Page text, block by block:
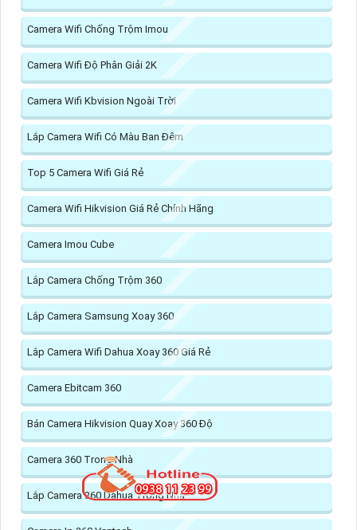
Camera Wifi Chống Trộm Imou
Camera Wifi Độ Phân Giải 2K
Camera Wifi Kbvision Ngoài Trời
Lắp Camera Wifi Có Màu Ban Đêm
Top 5 Camera Wifi Giá Rẻ
Camera Wifi Hikvision Giá Rẻ Chính Hãng
Camera Imou Cube
Lắp Camera Chống Trộm 360
Lắp Camera Samsung Xoay 360
Lắp Camera Wifi Dahua Xoay 360 Giá Rẻ
Camera Ebitcam 360
Bán Camera Hikvision Quay Xoay 360 Độ
Camera 360 Trong Nhà
Lắp Camera 360 Dahua Trong Nhà